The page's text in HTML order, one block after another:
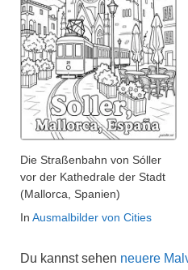
Die Straßenbahn von Sóller
vor der Kathedrale der Stadt
(Mallorca, Spanien)
In Ausmalbilder von Cities
Du kannst sehen neuere